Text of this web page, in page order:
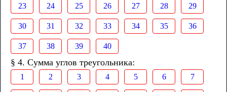
23 24 25 26 27 28 29
30 31 32 33 34 35 36
37 38 39 40
§ 4. Сумма углов треугольника:
1 2 3 4 5 6 7